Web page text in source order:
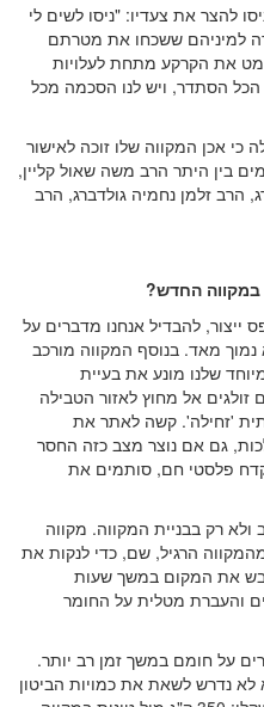
להצר את צעדיו: "ניסו לשים לי
למיניהם ששכחו את מטרתם
את הקרקע מתחת לעלויות
הסתדר, ויש לנו הסכמה מכל
כי אכן המקווה שלו זוכה לאישור
בין היתר הרב משה שאול קליין,
הרב זלמן נחמיה גולדברג, הרב
במקווה החדש?
ייצור, להבדיל אנחנו מדברים על
מאד. בנוסף המקווה מורכב
שלנו מונע את בעיית
זולגים אל מחוץ לאזור הטבילה
'זחילה'. קשה לאתר את
גם אם נוצר מצב כזה החסר
פלסטי חם, סותמים את
רק בבניית המקווה. מקווה
הרגיל, שם, כדי לנקות את
את המקום במשך שעות
והעברת מטלית על החומר
על חומם במשך זמן רב יותר.
נדרש לשאת את כמויות הביטון